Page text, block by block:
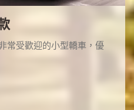
常受歡迎的小型轎車，優